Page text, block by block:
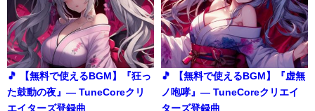
🎵 【無料で使えるBGM】『狂っ
た鼓動の夜』― TuneCoreクリ
エイターズ登録曲
🎵 【無料で使えるBGM】『虚無
ノ咆哮』― TuneCoreクリエイ
ターズ登録曲